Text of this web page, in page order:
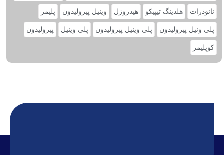
نانوذرات هلدینگ تیپیکو هیدروژل وینیل پیرولیدون پلیمر
پلی ونیل پیرولیدون پلی وینیل پیرولیدون پلی‌ وینیل پیرولیدون
کوپلیمر